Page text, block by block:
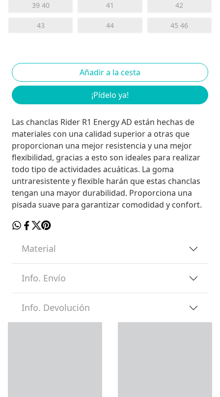
39 40 41 42
43 44 45 46
¡Pídelo ya!
Las chanclas Rider R1 Energy AD están hechas de
materiales con una calidad superior a otras que
proporcionan una mejor resistencia y una mejor
flexibilidad, gracias a esto son ideales para realizar
todo tipo de actividades acuáticas. La goma
untraresistente y flexible harán que estas chanclas
tengan una mayor durabilidad. Proporciona una
pisada suave para garantizar comodidad y confort.
Material
Info. Envío
Info. Devolución